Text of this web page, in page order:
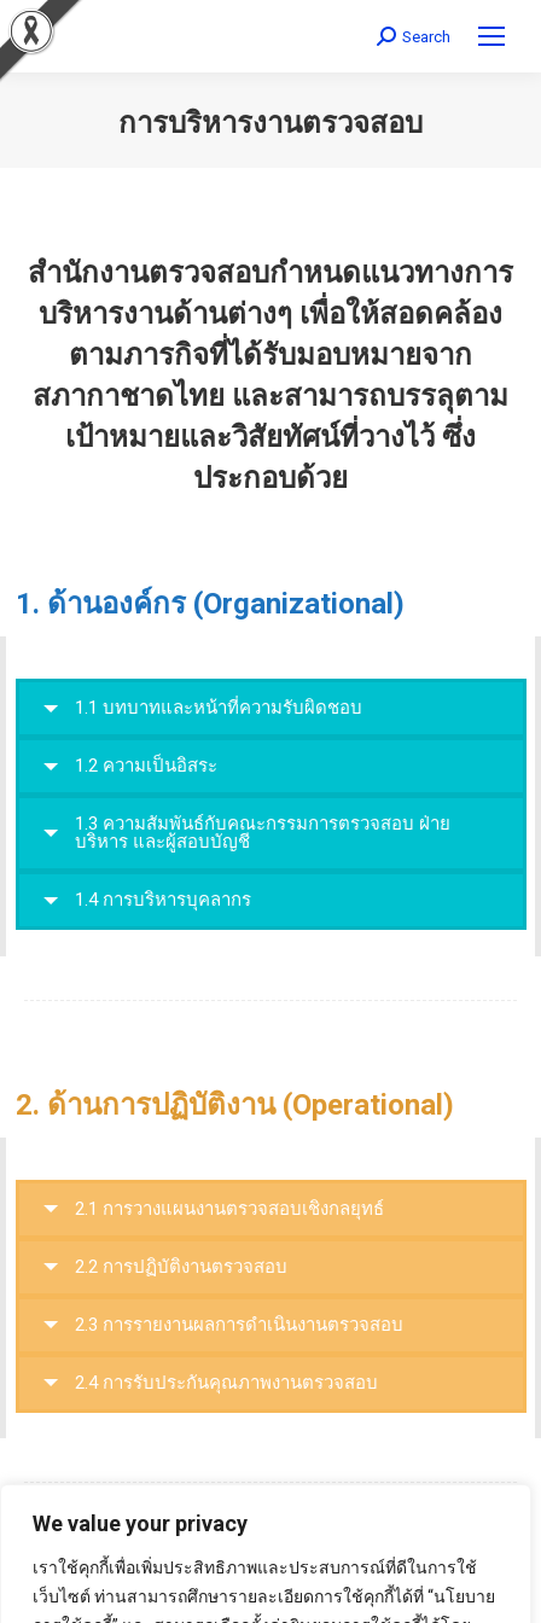
We value your privacy
เราใช้คุกกี้เพื่อเพิ่มประสิทธิภาพและประสบการณ์ที่ดีในการใช้
เว็บไซต์ ท่านสามารถศึกษารายละเอียดการใช้คุกกี้ได้ที่ “นโยบาย
Search:
Search
การบริหารงานตรวจสอบ
สำนักงานตรวจสอบกำหนดแนวทางการ
บริหารงานด้านต่างๆ เพื่อให้สอดคล้อง
ตามภารกิจที่ได้รับมอบหมายจาก
สภากาชาดไทย และสามารถบรรลุตาม
เป้าหมายและวิสัยทัศน์ที่วางไว้ ซึ่ง
ประกอบด้วย
1. ด้านองค์กร (Organizational)
1.1 บทบาทและหน้าที่ความรับผิดชอบ
1.2 ความเป็นอิสระ
1.3 ความสัมพันธ์กับคณะกรรมการตรวจสอบ ฝ่าย
บริหาร และผู้สอบบัญชี
1.4 การบริหารบุคลากร
2. ด้านการปฏิบัติงาน (Operational)
2.1 การวางแผนงานตรวจสอบเชิงกลยุทธ์
2.2 การปฏิบัติงานตรวจสอบ
2.3 การรายงานผลการดำเนินงานตรวจสอบ
2.4 การรับประกันคุณภาพงานตรวจสอบ